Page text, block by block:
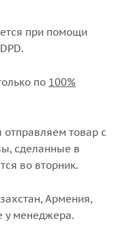
при помощи
по 100%
товар с
сделанные в
во вторник.
Армения,
у менеджера.